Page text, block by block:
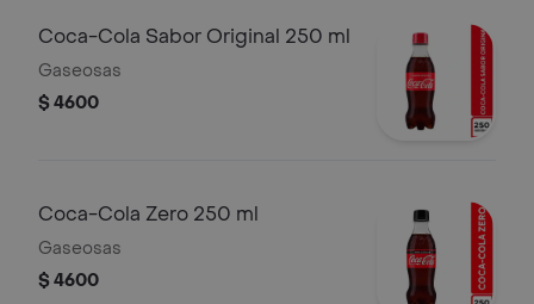
Coca-Cola Sabor Original 250 ml
Gaseosas
$ 4600
Coca-Cola Zero 250 ml
Gaseosas
$ 4600